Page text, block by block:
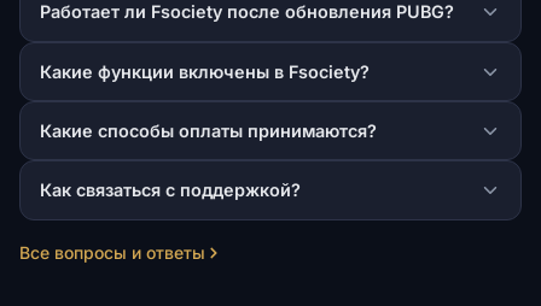
Работает ли Fsociety после обновления PUBG?
Какие функции включены в Fsociety?
Какие способы оплаты принимаются?
Как связаться с поддержкой?
Все вопросы и ответы